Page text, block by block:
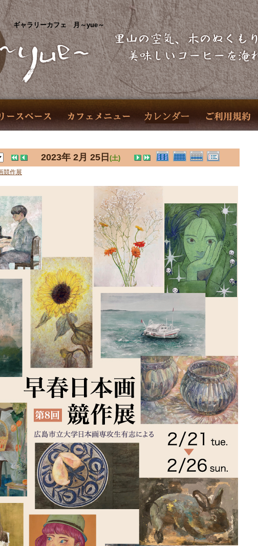
ギャラリーカフェ 月～yue～
2023年 2月 25日 (土)
競作展